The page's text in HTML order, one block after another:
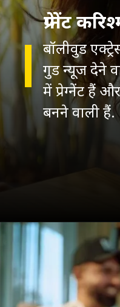
प्रेग्नेंट
बॉलीवुड
गुड न्यूज देने
में प्रेग्नेंट हैं
बनने वाली हैं.